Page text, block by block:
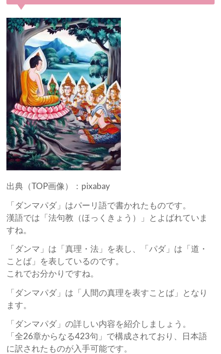
出典（TOP画像）：pixabay
「ダンマパダ」はパーリ語で書かれたものです。
漢語では「法句教（ほっくきょう）」とよばれていま
すね。
「ダンマ」は「真理・法」を表し、「パダ」は「道・
ことば」を表しているのです。
これでお分かりですね。
「ダンマパダ」は「人間の真理を表すことば」となり
ます。
「ダンマパダ」の詳しい内容を紹介しましょう。
「全26章からなる423句」で構成されており、日本語
に訳されたものが入手可能です。